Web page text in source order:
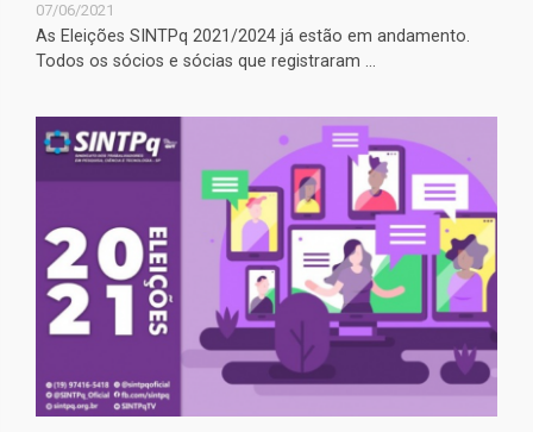
07/06/2021
As Eleições SINTPq 2021/2024 já estão em andamento.
Todos os sócios e sócias que registraram ...